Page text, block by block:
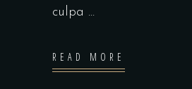
culpa
READ MORE